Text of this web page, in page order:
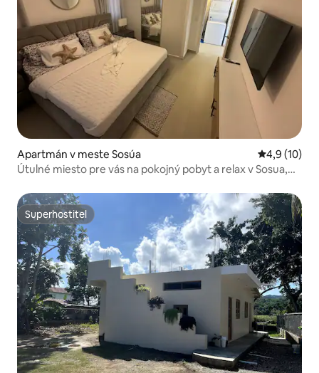
Apartmán v meste Sosúa Priemerné
4,9 (10)
Útulné miesto pre vás na pokojný pobyt a relax v Sosua,
Superhostiteľ
Superhostiteľ